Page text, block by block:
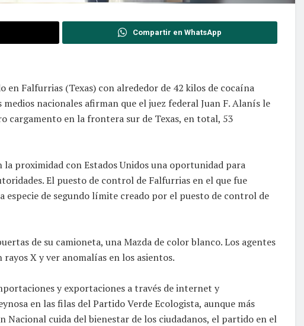
Compartir en WhatsApp
en Falfurrias (Texas) con alrededor de 42 kilos de cocaína
nacionales afirman que el juez federal Juan F. Alanís le
cargamento en la frontera sur de Texas, en total, 53
proximidad con Estados Unidos una oportunidad para
El puesto de control de Falfurrias en el que fue
especie de segundo límite creado por el puesto de control de
de su camioneta, una Mazda de color blanco. Los agentes
X y ver anomalías en los asientos.
y exportaciones a través de internet y
en las filas del Partido Verde Ecologista, aunque más
Nacional cuida del bienestar de los ciudadanos, el partido en el